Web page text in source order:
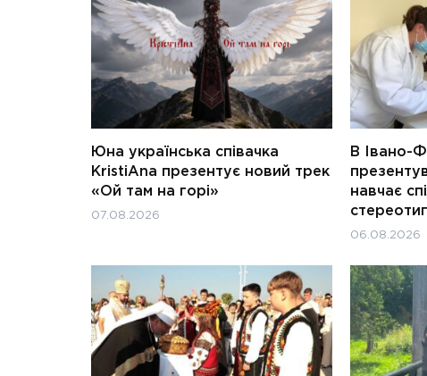
Юна українська співачка
KristiAna презентує новий трек
«Ой там на горі»
07.08.2026
В Івано-
навчає
06.08.2026